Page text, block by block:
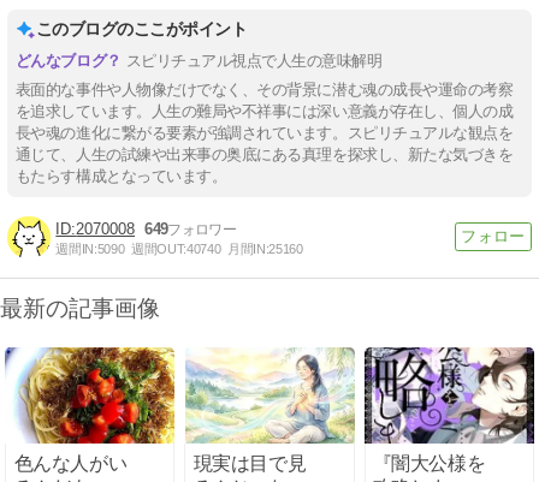
このブログのここがポイント
スピリチュアル視点で人生の意味解明
表面的な事件や人物像だけでなく、その背景に潜む魂の成長や運命の考察
を追求しています。人生の難局や不祥事には深い意義が存在し、個人の成
長や魂の進化に繋がる要素が強調されています。スピリチュアルな観点を
通じて、人生の試練や出来事の奥底にある真理を探求し、新たな気づきを
もたらす構成となっています。
2070008 649
週間IN:5090 週間OUT:40740 月間IN:25160
最新の記事画像
色んな人がい
現実は目で見
『闇大公様を